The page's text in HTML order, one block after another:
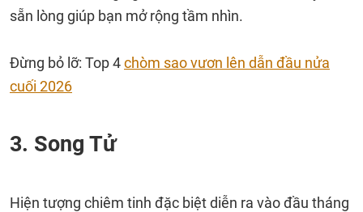
sẵn lòng giúp bạn mở rộng tầm nhìn.
Đừng bỏ lỡ: Top 4chòm sao vươn lên dẫn đầu nửa
cuối 2026
3. Song Tử
Hiện tượng chiêm tinh đặc biệt diễn ra vào đầu tháng